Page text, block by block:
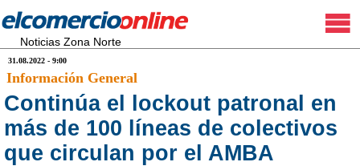
Noticias Zona Norte
31.08.2022 - 9:00
Información General
Continúa el lockout patronal en
más de 100 líneas de colectivos
que circulan por el AMBA